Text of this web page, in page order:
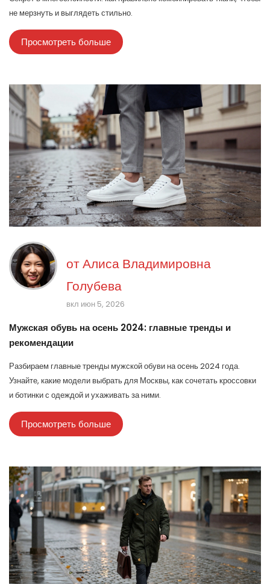
не мерзнуть и выглядеть стильно.
Просмотреть больше
отАлиса Владимировна
Голубева
вкл июн 5, 2026
Мужская обувь на осень 2024: главные тренды и
рекомендации
Разбираем главные тренды мужской обуви на осень 2024 года.
Узнайте, какие модели выбрать для Москвы, как сочетать кроссовки
и ботинки с одеждой и ухаживать за ними.
Просмотреть больше